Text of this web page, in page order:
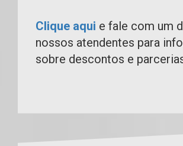
Clique aqui e fale com um
nossos atendentes para
sobre descontos e